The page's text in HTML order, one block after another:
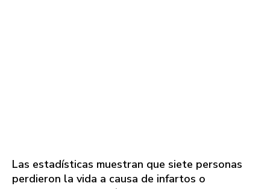
Las estadísticas muestran que siete personas
perdieron la vida a causa de infartos o